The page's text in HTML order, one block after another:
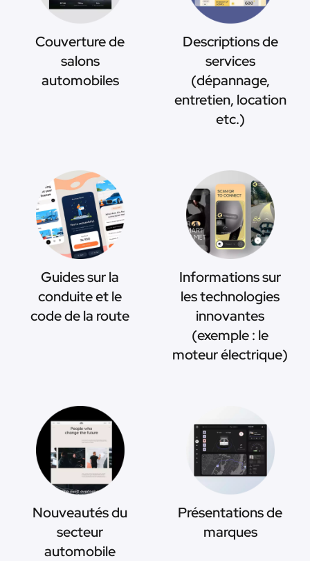
Couverture de
salons
automobiles
Descriptions de
services
(dépannage,
entretien, location
etc.)
Guides sur la
conduite et le
code de la route
Informations sur
les technologies
innovantes
(exemple : le
moteur électrique)
Nouveautés du
secteur
automobile
Présentations de
marques